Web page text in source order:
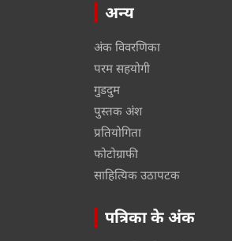
अन्य
अंक विवरणिका
परम सहयोगी
गुडदुम
पुस्तक अंश
प्रतियोगिता
फोटोग्राफी
साहित्यिक उठापटक
पत्रिका के अंक